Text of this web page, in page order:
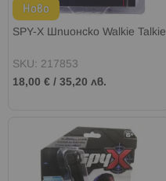
Ново
SPY-X Шпионско Walkie Talkie
SKU: 217853
18,00 € / 35,20 лв.